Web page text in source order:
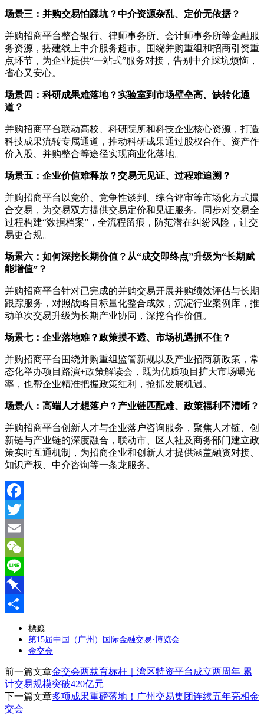
场景三：并购交易怕踩坑？中介资源杂乱、定价无依据？
并购招商平台整合银行、律师事务所、会计师事务所等金融服
务资源，搭建线上中介服务超市。围绕并购重组和招商引资重
点环节，为企业提供“一站式”服务对接，告别中介踩坑烦恼，
省心又安心。
场景四：科研成果难落地？实验室到市场壁垒高、缺转化通
道？
并购招商平台联动高校、科研院所和科技企业核心资源，打造
科技成果流转专属通道，推动科研成果通过股权合作、资产作
价入股、并购整合等途径实现商业化落地。
场景五：企业价值难释放？交易无见证、过程难追溯？
并购招商平台以竞价、竞争性谈判、综合评审等市场化方式撮
合交易，为交易双方提供交易定价和见证服务。同步对交易全
过程构建“数据档案”，全流程留痕，防范潜在纠纷风险，让交
易更合规。
场景六：如何深挖长期价值？从“成交即终点”升级为“长期赋
能增值”？
并购招商平台针对已完成的并购交易开展并购绩效评估与长期
跟踪服务，对照战略目标量化整合成效，沉淀行业案例库，推
动单次交易升级为长期产业协同，深挖合作价值。
场景七：企业落地难？政策摸不透、市场机遇抓不住？
并购招商平台围绕并购重组监管新规以及产业招商新政策，常
态化举办项目路演+政策解读会，既为优质项目扩大市场曝光
率，也帮企业精准把握政策红利，抢抓发展机遇。
场景八：高端人才想落户？产业链匹配难、政策福利不清晰？
并购招商平台创新人才与企业落户咨询服务，聚焦人才链、创
新链与产业链的深度融合，联动市、区人社及商务部门建立政
策实时互通机制，为招商企业和创新人才提供涵盖融资对接、
知识产权、中介咨询等一条龙服务。
Facebook
Twitter
Email
WeChat
Line
Pinboard
標籤
第15届中国（广州）国际金融交易·博览会
金交会
前一篇文章金交会两载育标杆｜湾区特资平台成立两周年 累
计交易规模突破420亿元
下一篇文章多项成果重磅落地！广州交易集团连续五年亮相金
交会